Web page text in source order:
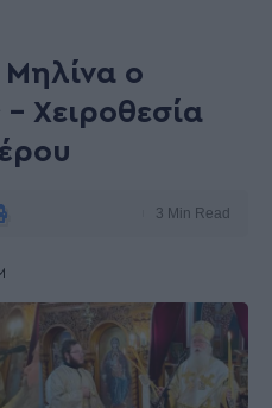
ο
Χειροθεσία
3 Min Read